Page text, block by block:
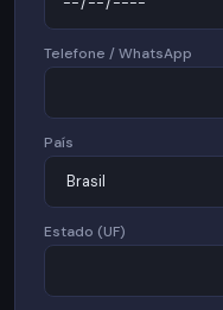
Telefone / WhatsApp
País
Estado (UF)